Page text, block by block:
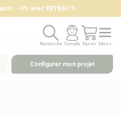
: –5% avec RETRAIT5
Recherche
Recherche
Compte
Compte
Panier
Panier
Menu
Menu
Configurer mon projet